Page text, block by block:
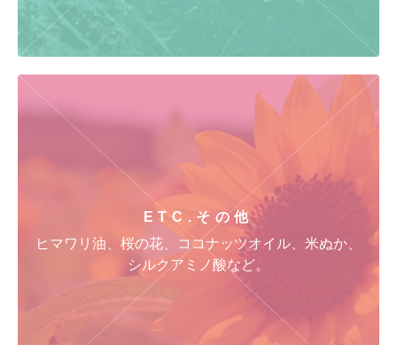
ETC. その他
ヒマワリ油、桜の花、ココナッツオイル、米ぬか、
シルクアミノ酸など。